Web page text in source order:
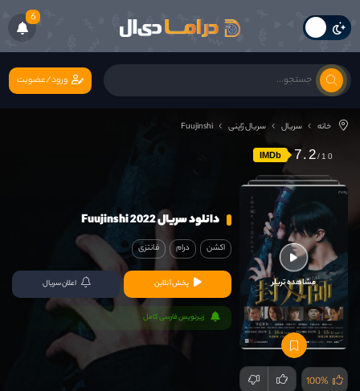
6
ورود/عضویت
خانه سریال سریال ژاپنی Fuujinshi
IMDb 7.2
مشاهده تریلر
100%
دانلود سریال Fuujinshi 2022
اکشن درام فانتزی
پخش آنلاین اعلان سریال
زیرنویس فارسی کامل